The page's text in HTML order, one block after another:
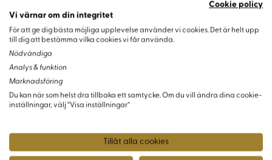
styrka samtidigt som det behåller en mjuk och flexibel känsla
som lämpar sig för olika kreativa projekt.
Trender och Inspiration
Passar både klassiska och moderna projekt, detta band
tillför en sofistikerad och hållbar touch till alla dina unika
skapelser.
Cookie policy
Vi värnar om din integritet
För att ge dig bästa möjliga upplevelse använder vi cookies. Det är helt upp
till dig att bestämma vilka cookies vi får använda.
Nödvändiga
Analys & funktion
Marknadsföring
Du kan när som helst dra tillbaka ett samtycke. Om du vill ändra dina cookie-
inställningar, välj “Visa inställningar”
Tillåt alla cookies